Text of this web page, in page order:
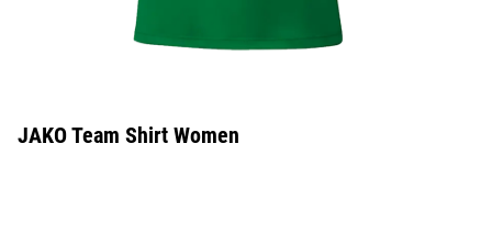
JAKO Team Shirt Women